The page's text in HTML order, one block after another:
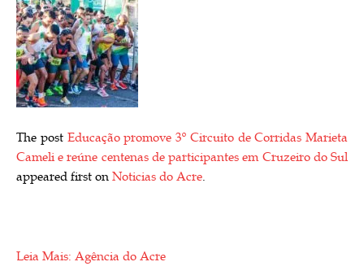
The post Educação promove 3º Circuito de Corridas Marieta
Cameli e reúne centenas de participantes em Cruzeiro do Sul
appeared first on Noticias do Acre.
Leia Mais: Agência do Acre